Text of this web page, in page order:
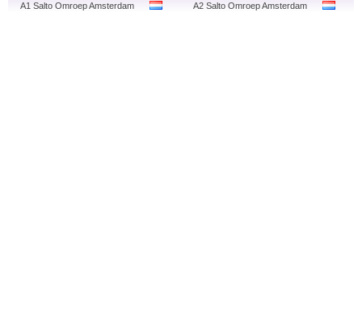
A1 Salto Omroep Amsterdam A2 Salto Omroep Amsterdam